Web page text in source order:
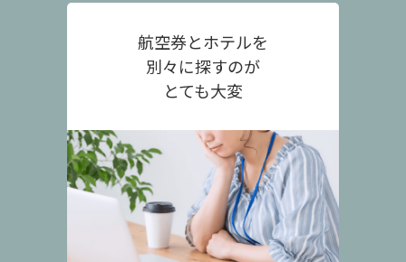
航空券とホテルを
別々に探すのが
とても大変